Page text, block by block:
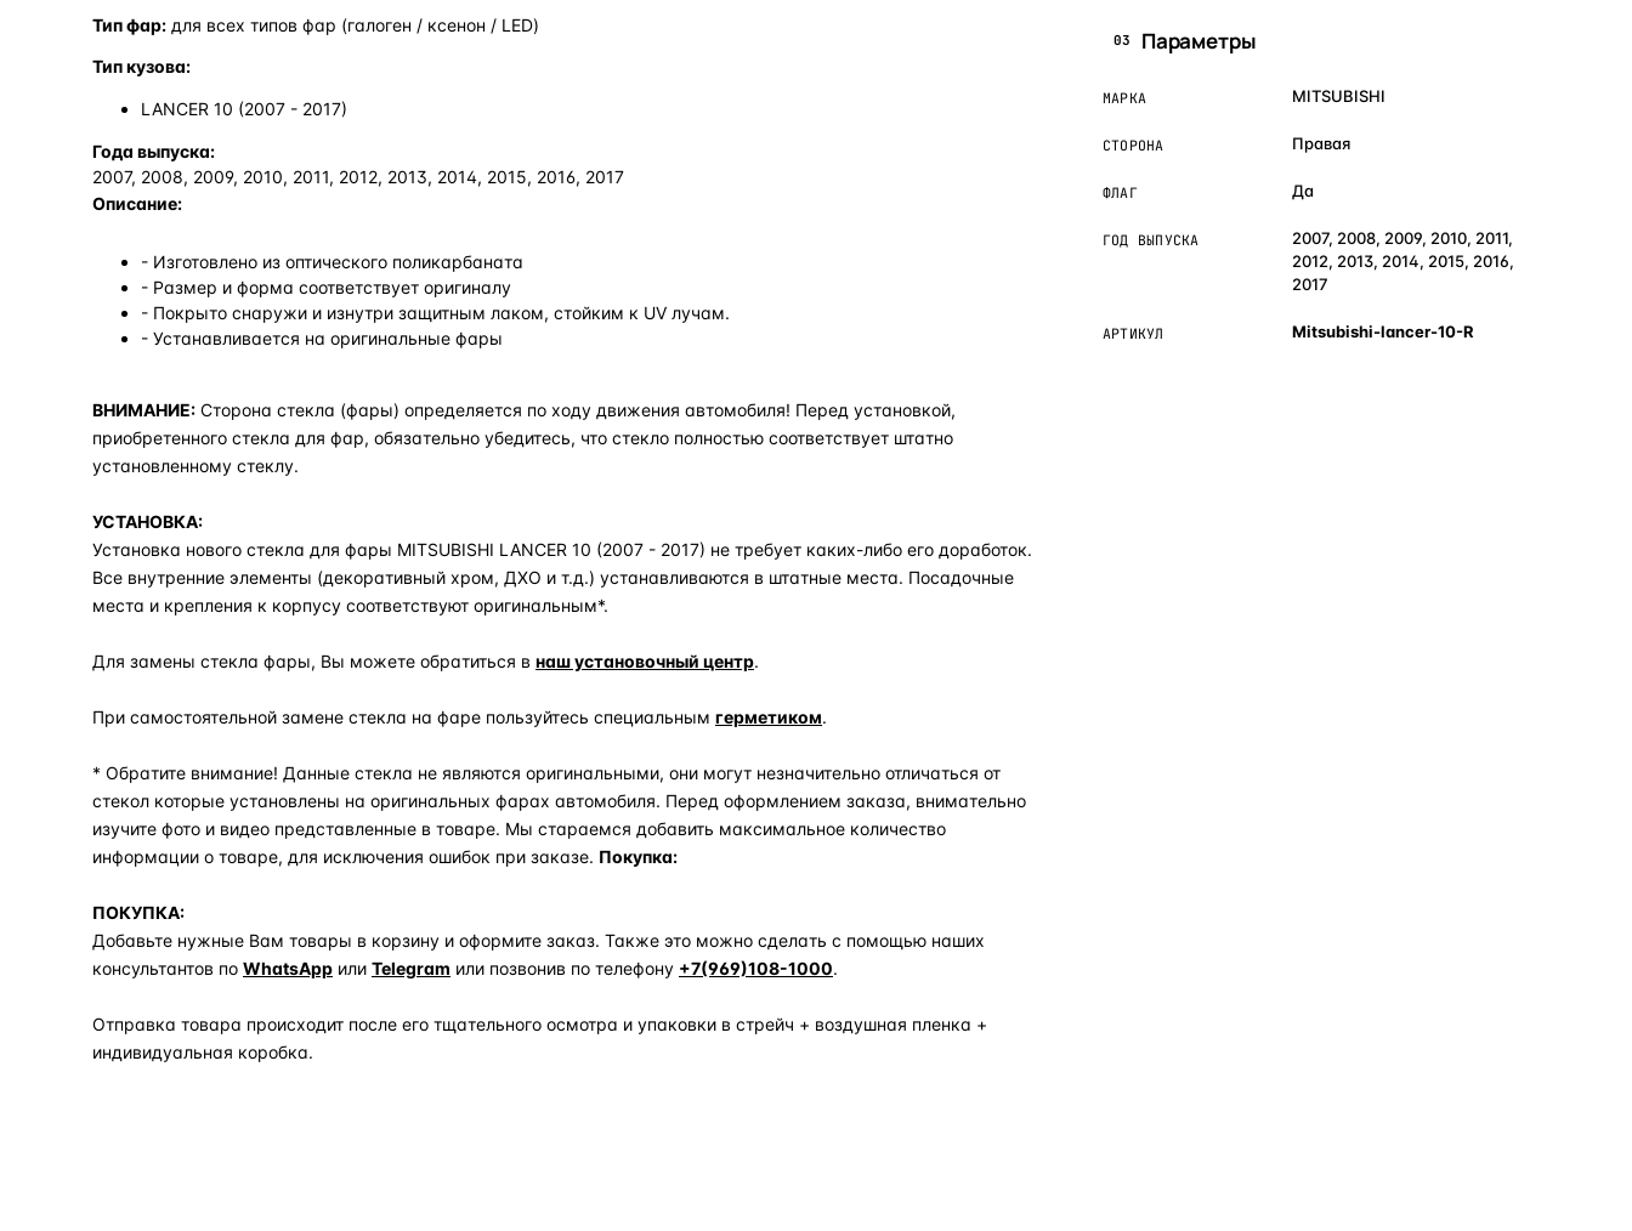
Тип фар: для всех типов фар (галоген / ксенон / LED)
Тип кузова:
LANCER 10 (2007 - 2017)
Года выпуска:
2007, 2008, 2009, 2010, 2011, 2012, 2013, 2014, 2015, 2016, 2017
Описание:
- Изготовлено из оптического поликарбаната
- Размер и форма соответствует оригиналу
- Покрыто снаружи и изнутри защитным лаком, стойким к UV лучам.
- Устанавливается на оригинальные фары
ВНИМАНИЕ: Сторона стекла (фары) определяется по ходу движения автомобиля! Перед установкой,
приобретенного стекла для фар, обязательно убедитесь, что стекло полностью соответствует штатно
установленному стеклу.
УСТАНОВКА:
Установка нового стекла для фары MITSUBISHI LANCER 10 (2007 - 2017) не требует каких-либо его доработок.
Все внутренние элементы (декоративный хром, ДХО и т.д.) устанавливаются в штатные места. Посадочные
места и крепления к корпусу соответствуют оригинальным*.
Для замены стекла фары, Вы можете обратиться в наш установочный центр.
При самостоятельной замене стекла на фаре пользуйтесь специальным герметиком.
* Обратите внимание! Данные стекла не являются оригинальными, они могут незначительно отличаться от
стекол которые установлены на оригинальных фарах автомобиля. Перед оформлением заказа, внимательно
изучите фото и видео представленные в товаре. Мы стараемся добавить максимальное количество
информации о товаре, для исключения ошибок при заказе. Покупка:
ПОКУПКА:
Добавьте нужные Вам товары в корзину и оформите заказ. Также это можно сделать с помощью наших
консультантов по WhatsApp или Telegram или позвонив по телефону +7(969)108-1000.
Отправка товара происходит после его тщательного осмотра и упаковки в стрейч + воздушная пленка +
индивидуальная коробка.
03 Параметры
МАРКА MITSUBISHI
СТОРОНА Правая
ФЛАГ Да
ГОД ВЫПУСКА
2007, 2008, 2009, 2010, 2011,
2012, 2013, 2014, 2015, 2016,
2017
АРТИКУЛ Mitsubishi-lancer-10-R